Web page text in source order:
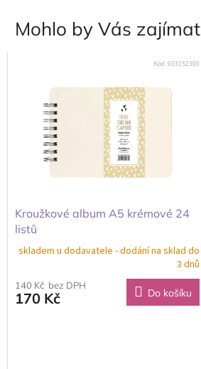
Mohlo by Vás zajímat
Kroužkové album A5 krémové 24
listů
skladem u dodavatele - dodání na sklad do
3 dnů
140 Kč bez DPH
170 Kč Do košíku
Kód:933152300